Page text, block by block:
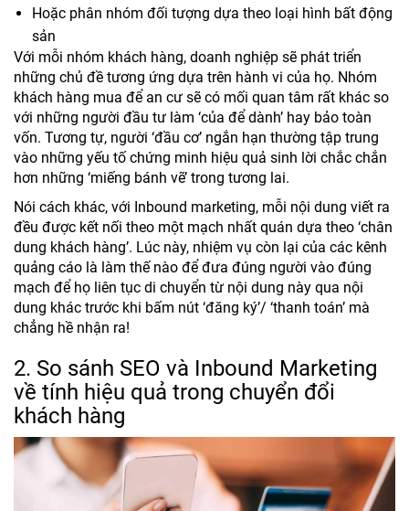
Hoặc phân nhóm đối tượng dựa theo loại hình bất động
sản
Với mỗi nhóm khách hàng, doanh nghiệp sẽ phát triển
những chủ đề tương ứng dựa trên hành vi của họ. Nhóm
khách hàng mua để an cư sẽ có mối quan tâm rất khác so
với những người đầu tư làm ‘của để dành’ hay bảo toàn
vốn. Tương tự, người ‘đầu cơ’ ngắn hạn thường tập trung
vào những yếu tố chứng minh hiệu quả sinh lời chắc chắn
hơn những ‘miếng bánh vẽ’ trong tương lai.
Nói cách khác, với Inbound marketing, mỗi nội dung viết ra
đều được kết nối theo một mạch nhất quán dựa theo ‘chân
dung khách hàng’. Lúc này, nhiệm vụ còn lại của các kênh
quảng cáo là làm thế nào để đưa đúng người vào đúng
mạch để họ liên tục di chuyển từ nội dung này qua nội
dung khác trước khi bấm nút ‘đăng ký’/ ‘thanh toán’ mà
chẳng hề nhận ra!
2. So sánh SEO và Inbound Marketing
về tính hiệu quả trong chuyển đổi
khách hàng